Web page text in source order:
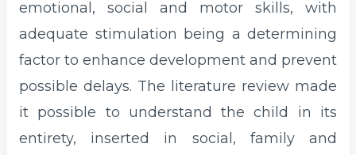
emotional, social and motor skills, with
adequate stimulation being a determining
factor to enhance development and prevent
possible delays. The literature review made
it possible to understand the child in its
entirety, inserted in social, family and